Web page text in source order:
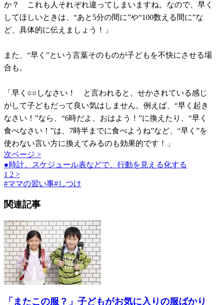
か？ これも人それぞれ違ってしまいますね。なので、早く
してほしいときは、“あと5分の間に”や“100数える間に”な
ど、具体的に伝えましょう！」
また、“早く”という言葉そのものが子どもを不快にさせる場
合も。
「早く○○しなさい！ と言われると、せかされている感じ
がして子どもだって良い気はしません。例えば、“早く起き
なさい！”なら、“6時だよ、おはよう！”に換えたり、“早く
食べなさい！”は、7時半までに食べようね”など、“早く”を
使わない言い方に換えてみるのも効果的です！」
次ページ >
●時計、スケジュール表などで、行動を見える化する
1 2 >
#ママの習い事#しつけ
関連記事
「またこの服？」子どもがお気に入りの服ばかり